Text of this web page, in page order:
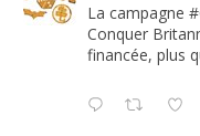
La campagne
Conquer
financée, plus